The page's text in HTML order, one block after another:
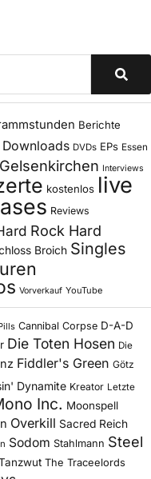
Berichte
Downloads DVDs EPs Essen
Gelsenkirchen Interviews
kostenlos live
Reviews
Rock Hard
Broich Singles
Vorverkauf YouTube
Cannibal Corpse D-A-D
Die Toten Hosen Die
Fiddler's Green Götz
Dynamite Kreator Letzte
Inc. Moonspell
Overkill Sacred Reich
Sodom Stahlmann Steel
The Traceelords